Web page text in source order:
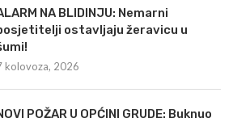
NA BLIDINJU: Nemarni
ostavljaju žeravicu u
kolovoza, 2026
POŽAR U OPĆINI GRUDE: Buknuo